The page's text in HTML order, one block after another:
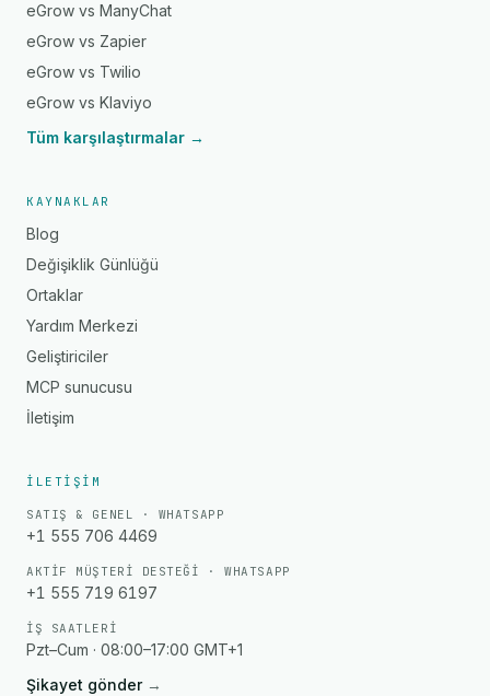
eGrow vs ManyChat
eGrow vs Zapier
eGrow vs Twilio
eGrow vs Klaviyo
Tüm karşılaştırmalar →
KAYNAKLAR
Blog
Değişiklik Günlüğü
Ortaklar
Yardım Merkezi
Geliştiriciler
MCP sunucusu
İletişim
İLETIŞIM
SATIŞ & GENEL · WHATSAPP
+1 555 706 4469
AKTIF MÜŞTERI DESTEĞI · WHATSAPP
+1 555 719 6197
İŞ SAATLERI
Pzt–Cum · 08:00–17:00 GMT+1
Şikayet gönder →